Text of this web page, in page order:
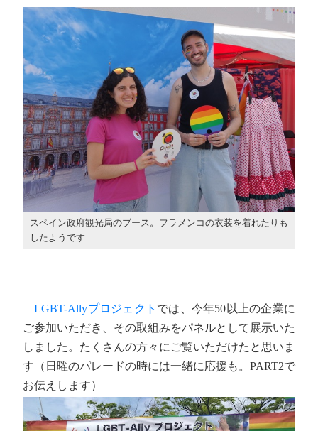
スペイン政府観光局のブース。フラメンコの衣装を着れたりも
したようです
LGBT-Allyプロジェクト では、今年50以上の企業に
ご参加いただき、その取組みをパネルとして展示いた
しました。たくさんの方々にご覧いただけたと思いま
す（日曜のパレードの時には一緒に応援も。PART2で
お伝えします）